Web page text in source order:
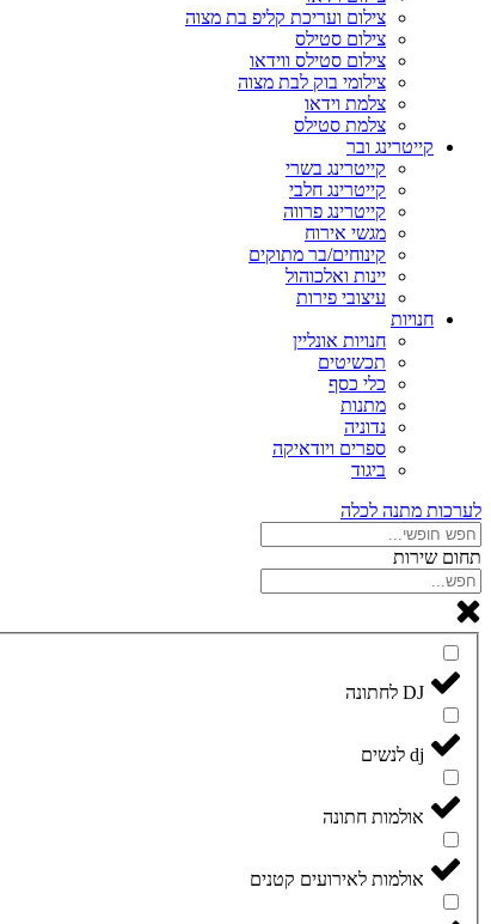
צילום ועריכת קליפ בת מצוה
צילום סטילס
צילום סטילס ווידאו
צילומי בוק לבת מצוה
צלמת וידאו
צלמת סטילס
קייטרינג ובר
קייטרינג בשרי
קייטרינג חלבי
קייטרינג פרווה
מגשי אירוח
קינוחים/בר מתוקים
יינות ואלכוהול
עיצובי פירות
חנויות
חנויות אונליין
תכשיטים
כלי כסף
מתנות
נדוניה
ספרים ויודאיקה
ביגוד
לערכות מתנה לכלה
תחום שירות
DJ לחתונה
dj לנשים
אולמות חתונה
אולמות לאירועים קטנים